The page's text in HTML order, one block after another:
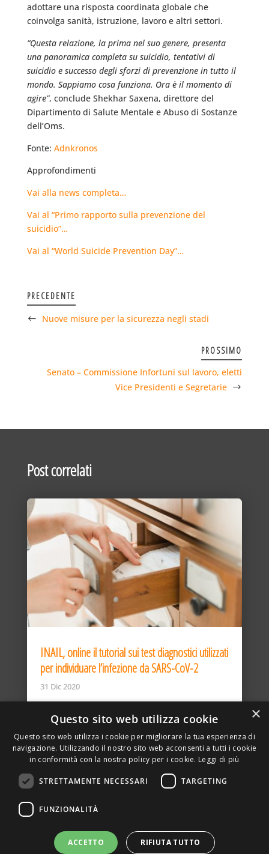
adottare una risposta coordinata globale che
coinvolga sanità, istruzione, lavoro e altri settori.
“Questa relazione, la prima nel suo genere, presenta
una panoramica completa su suicidio, tentativi di
suicidio e successo degli sforzi di prevenzione in tutto il
mondo. Sappiamo cosa funziona. Ora è il momento di
agire”, conclude Shekhar Saxena, direttore del
Dipartimento di Salute Mentale e Abuso di Sostanze
dell’Oms.
Fonte: Adnkronos
Approfondimenti
Vai alla news completa…
Vai al “Primo rapporto sulla prevenzione del
suicidio”…
Vai al “World Suicide Prevention Day”…
PRECEDENTE
Nuove misure per la sicurezza negli stadi
PROSSIMO
Senato – Commissione Infortuni sul lavoro, eletti
Vice Presidenti e Segretarie
Post correlati
INAIL, online il tutorial sui test diagnostici utilizzati
per individuare l’infezione da SARS-CoV-2
31 Dic 2020
DELLA TORRE, 15 – 20127 – MILANO – P. IVA
SITO REALIZZATO DA GRAFICAEFOTO WEB AGENCY –
PARTNER SINTEL
×
Questo sito web utilizza cookie
Questo sito web utilizza i cookie per migliorare la tua esperienza di
navigazione. Utilizzando il nostro sito web acconsenti a tutti i cookie
in conformità con la nostra policy per i cookie. Leggi di più
STRETTAMENTE NECESSARI TARGETING
FUNZIONALITÀ
ACCETTO RIFIUTA TUTTO